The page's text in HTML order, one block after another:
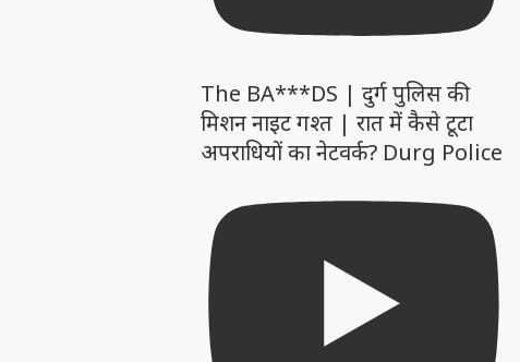
The BA***DS | दुर्ग पुलिस की
मिशन नाइट गश्त | रात में कैसे टूटा
अपराधियों का नेटवर्क? Durg Police